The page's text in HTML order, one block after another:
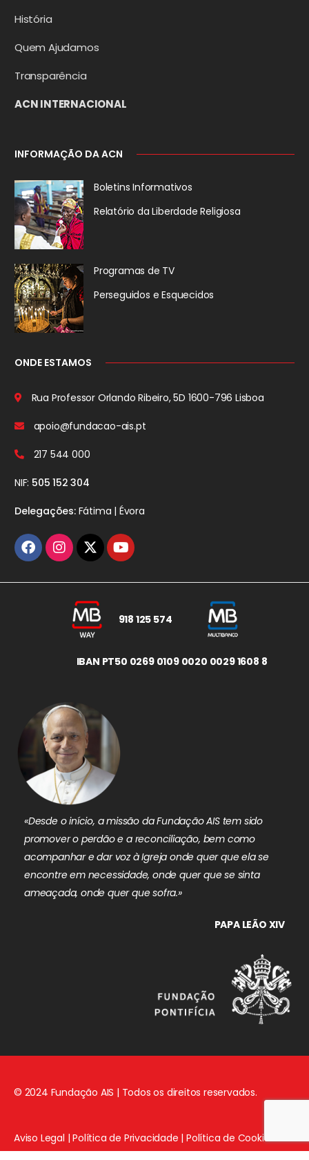
História
Quem Ajudamos
Transparência
ACN INTERNACIONAL
INFORMAÇÃO DA ACN
Boletins Informativos
Relatório da Liberdade Religiosa
Programas de TV
Perseguidos e Esquecidos
ONDE ESTAMOS
Rua Professor Orlando Ribeiro, 5D 1600-796 Lisboa
apoio@fundacao-ais.pt
217 544 000
NIF: 505 152 304
Delegações:Fátima | Évora
918 125 574
IBAN PT50 0269 0109 0020 0029 1608 8
«Desde o início, a missão da Fundação AIS tem sido
promover o perdão e a reconciliação, bem como
acompanhar e dar voz à Igreja onde quer que ela se
encontre em necessidade, onde quer que se sinta
ameaçada, onde quer que sofra.»
PAPA LEÃO XIV
© 2024 Fundação AIS | Todos os direitos reservados.
Aviso Legal |Política de Privacidade |Política de Cookies